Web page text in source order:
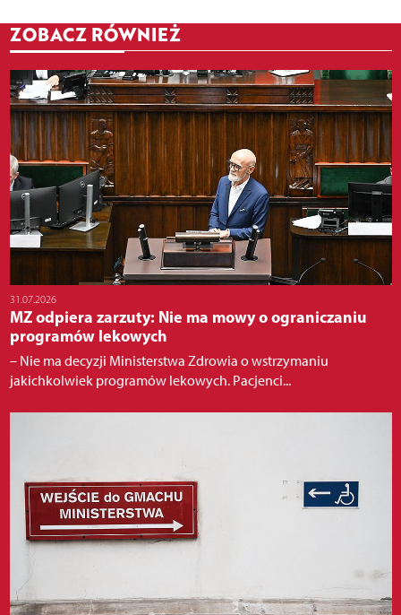
ZOBACZ RÓWNIEŻ
31.07.2026
MZ odpiera zarzuty: Nie ma mowy o ograniczaniu
programów lekowych
– Nie ma decyzji Ministerstwa Zdrowia o wstrzymaniu
jakichkolwiek programów lekowych. Pacjenci...